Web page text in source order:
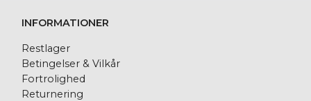
INFORMATIONER
Restlager
Betingelser & Vilkår
Fortrolighed
Returnering